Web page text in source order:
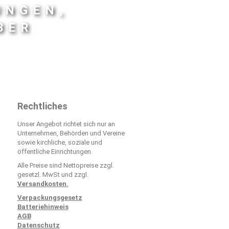
Rechtliches
Unser Angebot richtet sich nur an
Unternehmen, Behörden und Vereine
sowie kirchliche, soziale und
öffentliche Einrichtungen.
Alle Preise sind Nettopreise zzgl.
gesetzl. MwSt und zzgl.
Versandkosten.
Verpackungsgesetz
Batteriehinweis
AGB
Datenschutz